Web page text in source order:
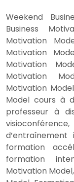
Weekend
Business
Motivation
Motivation
Motivation
Motivation
Motivation
Model cours à
professeur à
d’entraînement
formation
formation
Motivation